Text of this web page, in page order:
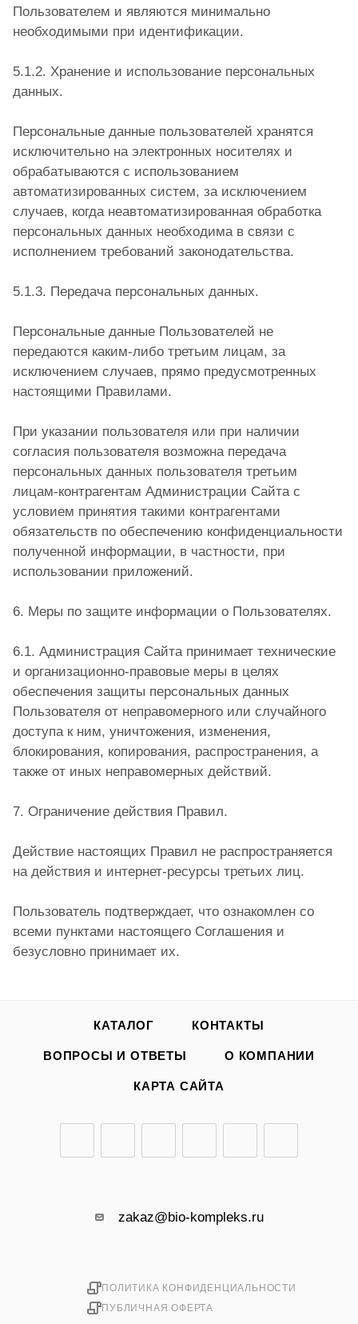
Пользователем и являются минимально
необходимыми при идентификации.
5.1.2. Хранение и использование персональных
данных.
Персональные данные пользователей хранятся
исключительно на электронных носителях и
обрабатываются с использованием
автоматизированных систем, за исключением
случаев, когда неавтоматизированная обработка
персональных данных необходима в связи с
исполнением требований законодательства.
5.1.3. Передача персональных данных.
Персональные данные Пользователей не
передаются каким-либо третьим лицам, за
исключением случаев, прямо предусмотренных
настоящими Правилами.
При указании пользователя или при наличии
согласия пользователя возможна передача
персональных данных пользователя третьим
лицам-контрагентам Администрации Сайта с
условием принятия такими контрагентами
обязательств по обеспечению конфиденциальности
полученной информации, в частности, при
использовании приложений.
6. Меры по защите информации о Пользователях.
6.1. Администрация Сайта принимает технические
и организационно-правовые меры в целях
обеспечения защиты персональных данных
Пользователя от неправомерного или случайного
доступа к ним, уничтожения, изменения,
блокирования, копирования, распространения, а
также от иных неправомерных действий.
7. Ограничение действия Правил.
Действие настоящих Правил не распространяется
на действия и интернет-ресурсы третьих лиц.
Пользователь подтверждает, что ознакомлен со
всеми пунктами настоящего Соглашения и
безусловно принимает их.
КАТАЛОГ КОНТАКТЫ
ВОПРОСЫ И ОТВЕТЫ О КОМПАНИИ
КАРТА САЙТА
zakaz@bio-kompleks.ru
ПОЛИТИКА КОНФИДЕНЦИАЛЬНОСТИ
ПУБЛИЧНАЯ ОФЕРТА